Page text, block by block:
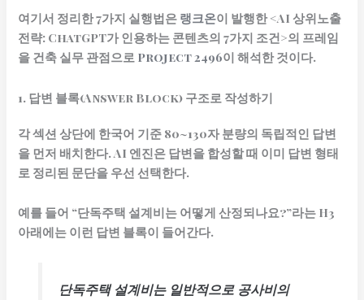
여기서 정리한 7가지 실행법은 랭크온이 발행한 <AI 상위노출
전략: ChatGPT가 인용하는 콘텐츠의 7가지 조건>의 프레임
을 건축 실무 관점으로 Project 2496이 해석한 것이다.
1. 답변 블록(Answer Block) 구조로 작성하기
각 섹션 상단에 한국어 기준 80~130자 분량의 독립적인 답변
을 먼저 배치한다. AI 엔진은 답변을 합성할 때 이미 답변 형태
로 정리된 문단을 우선 선택한다.
예를 들어 “단독주택 설계비는 어떻게 산정되나요?”라는 H3
아래에는 이런 답변 블록이 들어간다.
단독주택 설계비는 일반적으로 공사비의